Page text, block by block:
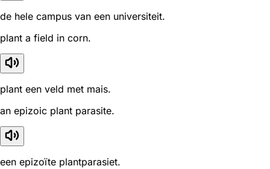
de hele campus van een universiteit.
plant a field in corn.
plant een veld met mais.
an epizoic plant parasite.
een epizoïte plantparasiet.